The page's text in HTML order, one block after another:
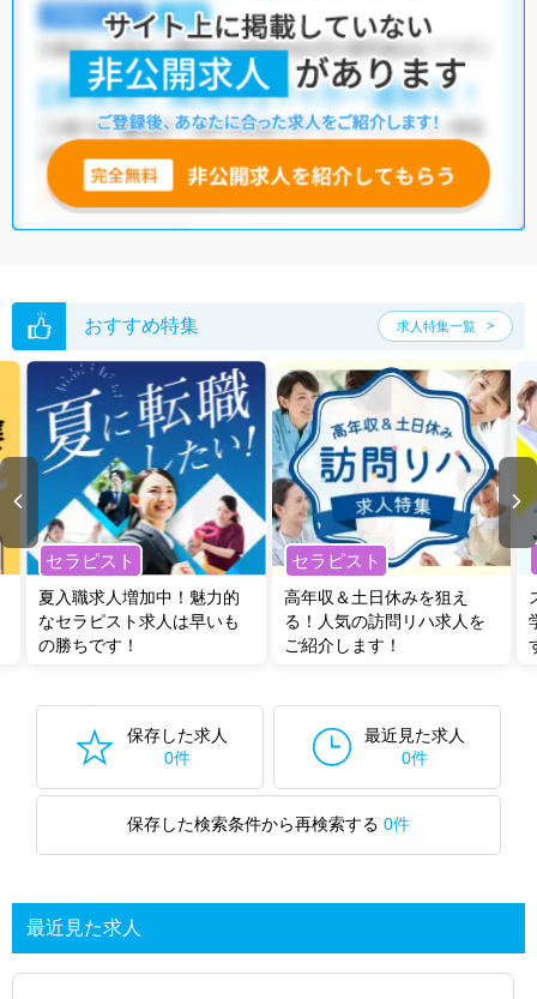
残業少なめ・住宅手当・補助あり・ 夏～秋入職可
員)・病院・介護福祉施設
他の条件でも人気の求人がございますので、「こだわり条件」から検索
いただくか、お気軽にお問い合わせください。
全国の作業療法士求人から検索いただくことも可能です。
無料転職支援サービス
にお申し込みいただくと、ご希望条件をヒアリン
グした上で求人をご提案いたします。
ご希望条件がまだ定まっていない方は人気の希望条件をピックアップし
い。
おすすめ特集 求人特集一覧
セラピスト
夏入職求人増加中！魅力的
なセラピスト求人は早いも
の勝ちです！
セラピスト
高年収＆土日休みを狙え
る！人気の訪問リハ求人を
ご紹介します！
保存した求人
0件
最近見た求人
0件
保存した検索条件から再検索する 0件
最近見た求人